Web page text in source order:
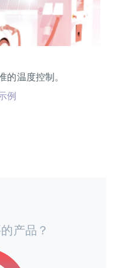
的温度控制。
例
产品？